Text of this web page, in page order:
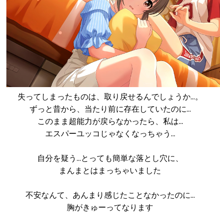
失ってしまったものは、取り戻せるんでしょうか…。
ずっと昔から、当たり前に存在していたのに…
このまま超能力が戻らなかったら、私は…
エスパーユッコじゃなくなっちゃう…
自分を疑う…とっても簡単な落とし穴に、
まんまとはまっちゃいました
不安なんて、あんまり感じたことなかったのに…
胸がきゅーってなります